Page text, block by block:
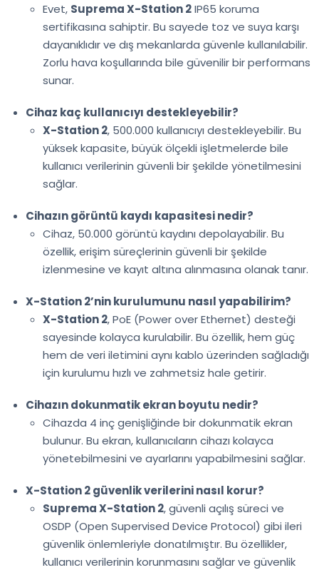
Evet, Suprema X-Station 2IP65 koruma
sertifikasına sahiptir. Bu sayede toz ve suya karşı
dayanıklıdır ve dış mekanlarda güvenle kullanılabilir.
Zorlu hava koşullarında bile güvenilir bir performans
sunar.
Cihaz kaç kullanıcıyı destekleyebilir?
X-Station 2, 500.000 kullanıcıyı destekleyebilir. Bu
yüksek kapasite, büyük ölçekli işletmelerde bile
kullanıcı verilerinin güvenli bir şekilde yönetilmesini
sağlar.
Cihazın görüntü kaydı kapasitesi nedir?
Cihaz, 50.000 görüntü kaydını depolayabilir. Bu
özellik, erişim süreçlerinin güvenli bir şekilde
izlenmesine ve kayıt altına alınmasına olanak tanır.
X-Station 2’nin kurulumunu nasıl yapabilirim?
X-Station 2, PoE (Power over Ethernet) desteği
sayesinde kolayca kurulabilir. Bu özellik, hem güç
hem de veri iletimini aynı kablo üzerinden sağladığı
için kurulumu hızlı ve zahmetsiz hale getirir.
Cihazın dokunmatik ekran boyutu nedir?
Cihazda 4 inç genişliğinde bir dokunmatik ekran
bulunur. Bu ekran, kullanıcıların cihazı kolayca
yönetebilmesini ve ayarlarını yapabilmesini sağlar.
X-Station 2 güvenlik verilerini nasıl korur?
Suprema X-Station 2, güvenli açılış süreci ve
OSDP (Open Supervised Device Protocol) gibi ileri
güvenlik önlemleriyle donatılmıştır. Bu özellikler,
kullanıcı verilerinin korunmasını sağlar ve güvenlik